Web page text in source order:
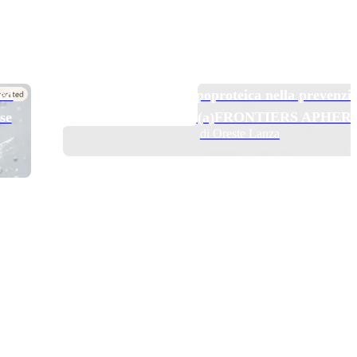
secondaria: il trial Lp(a)FRONTIERS
di Oreste Lanza